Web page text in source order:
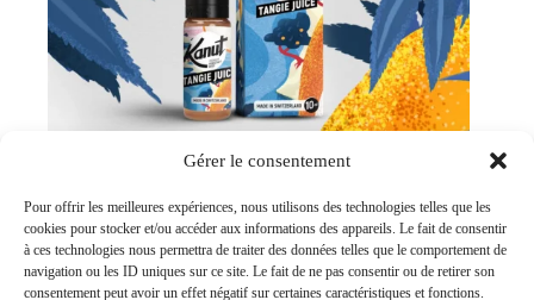
Gérer le consentement
Pour offrir les meilleures expériences, nous utilisons des technologies telles que les
cookies pour stocker et/ou accéder aux informations des appareils. Le fait de consentir
à ces technologies nous permettra de traiter des données telles que le comportement de
navigation ou les ID uniques sur ce site. Le fait de ne pas consentir ou de retirer son
consentement peut avoir un effet négatif sur certaines caractéristiques et fonctions.
Tangie Juice | E-liquide CBD
19.90CHF